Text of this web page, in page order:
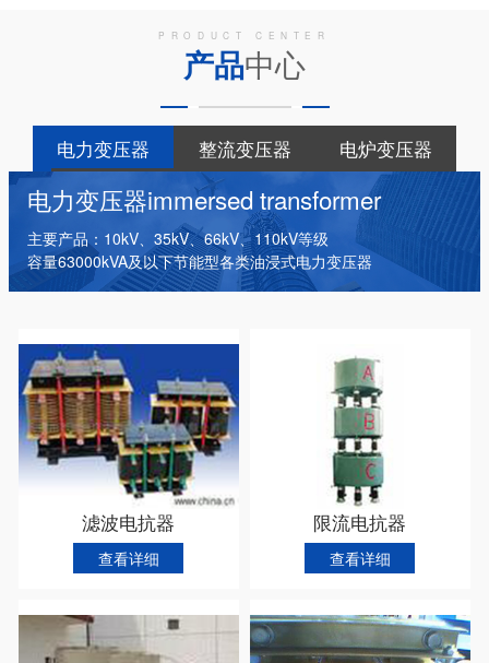
PRODUCT CENTER
产品中心
电力变压器 整流变压器
电炉变压器
干式变压器
电抗器 箱式变电站
电力变压器immersed transformer
主要产品：10kV、35kV、66kV、110kV等级
容量63000kVA及以下节能型各类油浸式电力变压器
滤波电抗器
查看详细
限流电抗器
查看详细